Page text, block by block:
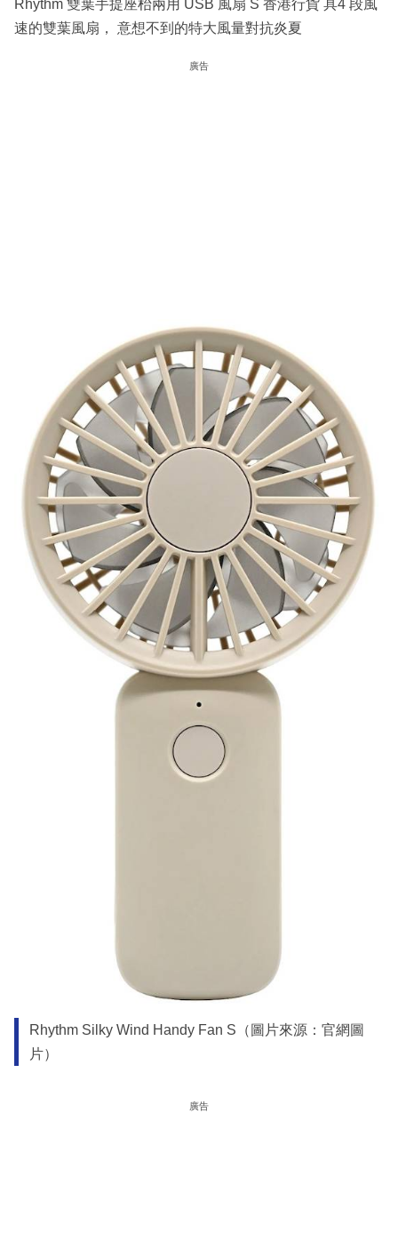
Rhythm 雙葉手提座枱兩用 USB 風扇 S 香港行貨 具4 段風
速的雙葉風扇， 意想不到的特大風量對抗炎夏
廣告
Rhythm Silky Wind Handy Fan S（圖片來源：官網圖
片）
廣告